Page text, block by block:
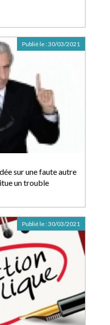
sur une faute autre
un trouble
Publié le :30/03/2021
Publié le :30/03/2021